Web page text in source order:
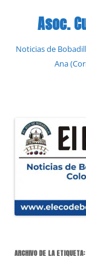
contenidoAsoc.
Noticias de
Ana
ARCHIVO DE LA ETIQUETA: